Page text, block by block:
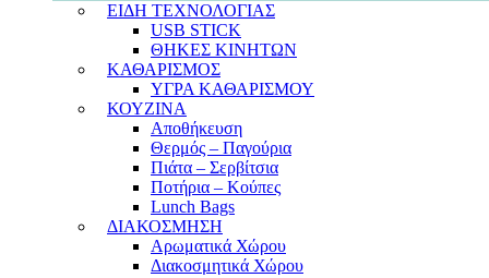
ΕΙΔΗ ΤΕΧΝΟΛΟΓΙΑΣ
USB STICK
ΘΗΚΕΣ ΚΙΝΗΤΩΝ
ΚΑΘΑΡΙΣΜΟΣ
ΥΓΡΑ ΚΑΘΑΡΙΣΜΟΥ
ΚΟΥΖΙΝΑ
Αποθήκευση
Θερμός – Παγούρια
Πιάτα – Σερβίτσια
Ποτήρια – Κούπες
Lunch Bags
ΔΙΑΚΟΣΜΗΣΗ
Αρωματικά Χώρου
Διακοσμητικά Χώρου